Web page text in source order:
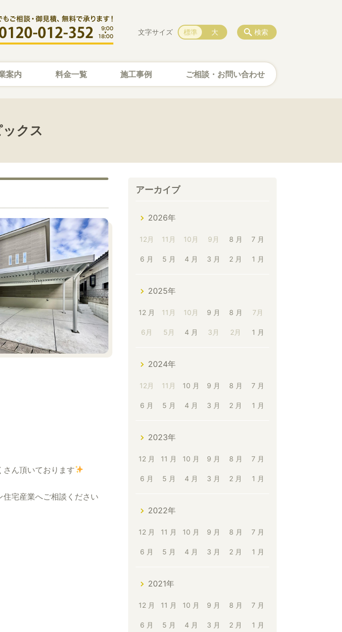
案内 料金一覧 施工事例 ご相談・お問い合わせ
検索
文字サイズ 標準 大
ックス
さん頂いております
宅産業へご相談ください
アーカイブ
2026年
12月 11月 10月 9月 8 月 7 月
6 月 5 月 4 月 3 月 2 月 1 月
2025年
12 月 11月 10月 9 月 8 月 7月
6月 5月 4 月 3月 2月 1 月
2024年
12月 11月 10 月 9 月 8 月 7 月
6 月 5 月 4 月 3 月 2 月 1 月
2023年
12 月 11 月 10 月 9 月 8 月 7 月
6 月 5 月 4 月 3 月 2 月 1 月
2022年
12 月 11 月 10 月 9 月 8 月 7 月
6 月 5 月 4 月 3 月 2 月 1 月
2021年
12 月 11 月 10 月 9 月 8 月 7 月
6 月 5 月 4 月 3 月 2 月 1 月